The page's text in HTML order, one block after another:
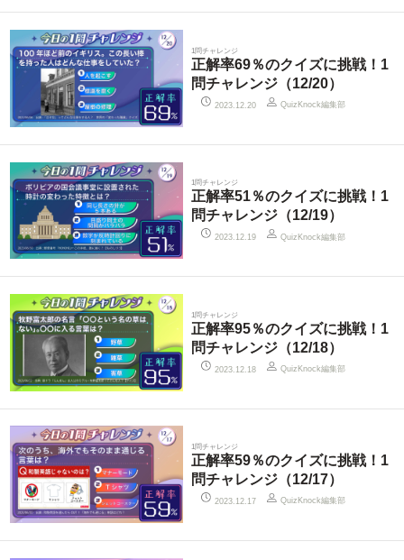
1問チャレンジ
正解率69％のクイズに挑戦！1
問チャレンジ（12/20）
2023.12.20 QuizKnock編集部
1問チャレンジ
正解率51％のクイズに挑戦！1
問チャレンジ（12/19）
2023.12.19 QuizKnock編集部
1問チャレンジ
正解率95％のクイズに挑戦！1
問チャレンジ（12/18）
2023.12.18 QuizKnock編集部
1問チャレンジ
正解率59％のクイズに挑戦！1
問チャレンジ（12/17）
2023.12.17 QuizKnock編集部